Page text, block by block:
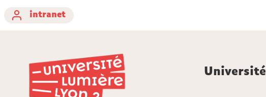
intranet
Université